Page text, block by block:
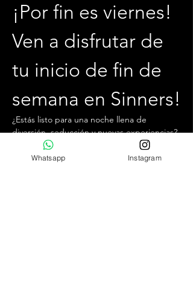
¡Por fin es viernes!
Ven a disfrutar de
tu inicio de fin de
semana en Sinners!
¿Estás listo para una noche llena de
diversión, seducción y nuevas experiencias?
Te invitamos a unirte a nosotros cada
viernes por la noche, desde las 22:30 hrs
Whatsapp Instagram